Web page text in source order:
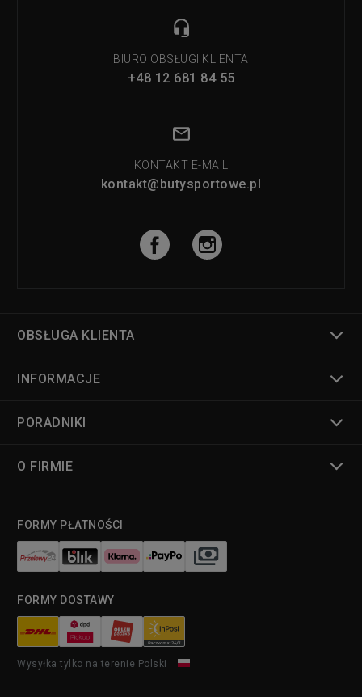
BIURO OBSŁUGI KLIENTA
+48 12 681 84 55
KONTAKT E-MAIL
kontakt@butysportowe.pl
OBSŁUGA KLIENTA
INFORMACJE
PORADNIKI
O FIRMIE
FORMY PŁATNOŚCI
FORMY DOSTAWY
Wysyłka tylko na terenie Polski